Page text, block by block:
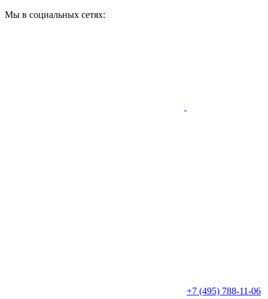
Мы в социальных сетях:
+7 (495) 788-11-06